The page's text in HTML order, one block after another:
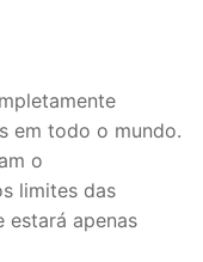
em todo o mundo.
o
limites das
estará apenas